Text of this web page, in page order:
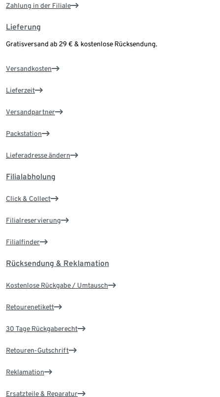
Zahlung in der Filiale
Lieferung
Gratisversand ab 29 € & kostenlose Rücksendung.
Versandkosten
Lieferzeit
Versandpartner
Packstation
Lieferadresse ändern
Filialabholung
Click & Collect
Filialreservierung
Filialfinder
Rücksendung & Reklamation
Kostenlose Rückgabe / Umtausch
Retourenetikett
30 Tage Rückgaberecht
Retouren-Gutschrift
Reklamation
Ersatzteile & Reparatur